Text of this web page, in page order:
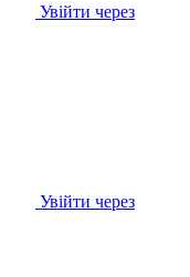
Увійти через
Увійти через